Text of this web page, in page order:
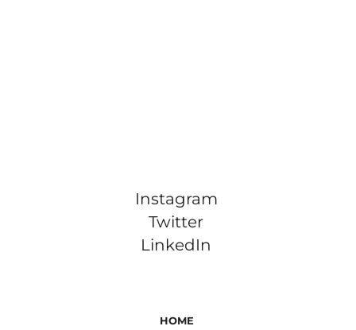
Instagram
Twitter
LinkedIn
HOME